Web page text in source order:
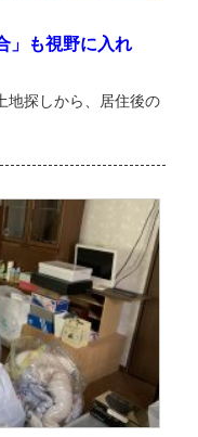
」も視野に入れ
地探しから、居住後の